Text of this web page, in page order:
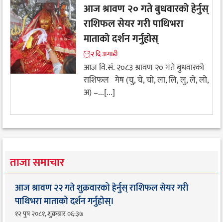
आज श्रावण २० गते बुधवारको हेर्नुस्
राशिफल सेयर गरी पाथिभरा
माताको दर्शन गर्नुहोस्
२ दि अगाडी
आज वि.सं. २०८३ श्रावण २० गते बुधवारको
राशिफल मेष (चु, चे, चो, ला, लि, लु, ले, लो,
अ) –...[...]
ताजा समाचार
आज श्रावण २२ गते शुक्रवारको हेर्नुस् राशिफल सेयर गरी
पाथिभरा माताको दर्शन गर्नुहोस्।
१२ पुष २०८१, शुक्रबार ०६:३७